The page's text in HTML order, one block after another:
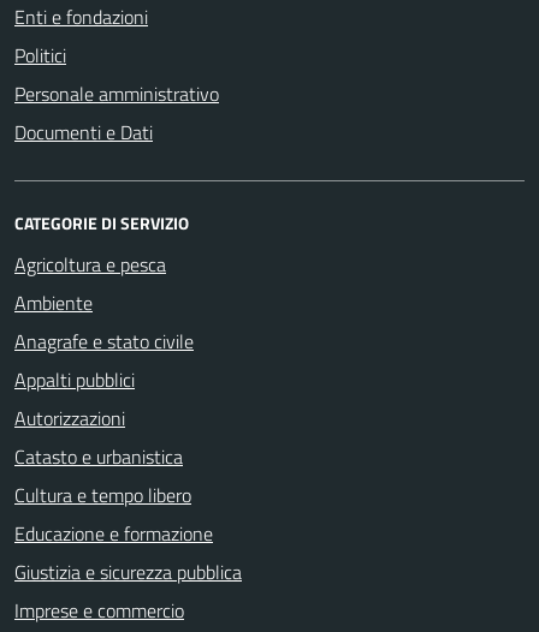
Enti e fondazioni
Politici
Personale amministrativo
Documenti e Dati
CATEGORIE DI SERVIZIO
Agricoltura e pesca
Ambiente
Anagrafe e stato civile
Appalti pubblici
Autorizzazioni
Catasto e urbanistica
Cultura e tempo libero
Educazione e formazione
Giustizia e sicurezza pubblica
Imprese e commercio